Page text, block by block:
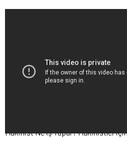
Makinist Ne İş Yapar? Makinistler